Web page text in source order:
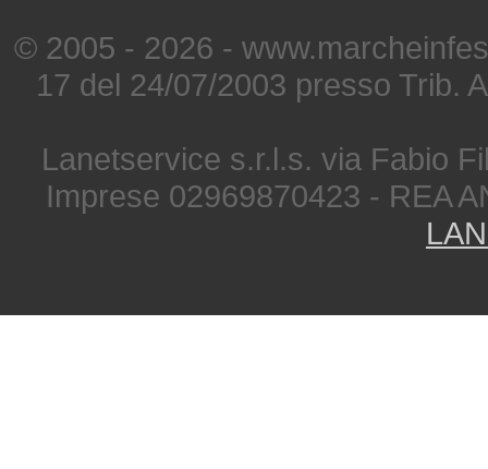
© 2005 - 2026 -
17 del 24/07/2003 presso Trib.
Lanetservice s.r.l.s. via Fabio
Imprese 02969870423 - REA